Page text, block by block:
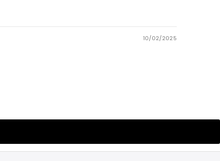
10/02/2025